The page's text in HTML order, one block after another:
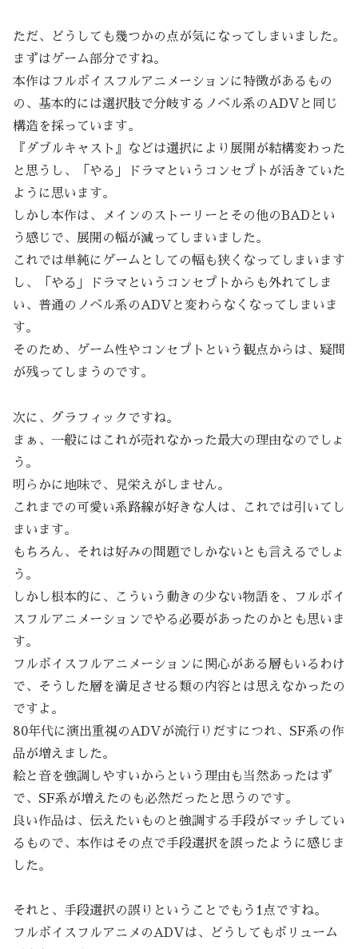
ただ、どうしても幾つかの点が気になってしまいました。
まずはゲーム部分ですね。
本作はフルボイスフルアニメーションに特徴があるもの
の、基本的には選択肢で分岐するノベル系のADVと同じ
構造を採っています。
『ダブルキャスト』などは選択により展開が結構変わった
と思うし、「やる」ドラマというコンセプトが活きていた
ように思います。
しかし本作は、メインのストーリーとその他のBADとい
う感じで、展開の幅が減ってしまいました。
これでは単純にゲームとしての幅も狭くなってしまいます
し、「やる」ドラマというコンセプトからも外れてしま
い、普通のノベル系のADVと変わらなくなってしまいま
す。
そのため、ゲーム性やコンセプトという観点からは、疑問
が残ってしまうのです。
次に、グラフィックですね。
まぁ、一般にはこれが売れなかった最大の理由なのでしょ
う。
明らかに地味で、見栄えがしません。
これまでの可愛い系路線が好きな人は、これでは引いてし
まいます。
もちろん、それは好みの問題でしかないとも言えるでしょ
う。
しかし根本的に、こういう動きの少ない物語を、フルボイ
スフルアニメーションでやる必要があったのかとも思いま
す。
フルボイスフルアニメーションに関心がある層もいるわけ
で、そうした層を満足させる類の内容とは思えなかったの
ですよ。
80年代に演出重視のADVが流行りだすにつれ、SF系の作
品が増えました。
絵と音を強調しやすいからという理由も当然あったはず
で、SF系が増えたのも必然だったと思うのです。
良い作品は、伝えたいものと強調する手段がマッチしてい
るもので、本作はその点で手段選択を誤ったように感じま
した。
それと、手段選択の誤りということでもう1点ですね。
フルボイスフルアニメのADVは、どうしてもボリューム